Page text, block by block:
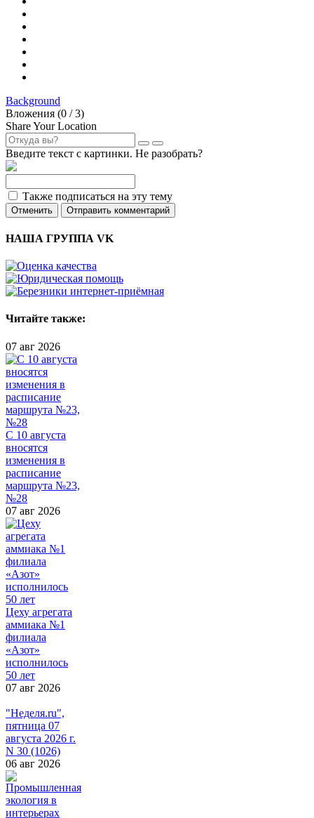
Background
Вложения (0 / 3)
Share Your Location
Введите текст с картинки. Не разобрать?
Также подписаться на эту тему
Отменить Отправить комментарий
НАША ГРУППА VK
Читайте также:
07 авг 2026
С 10 августа
вносятся
изменения в
расписание
маршрута №23,
№28
07 авг 2026
Цеху агрегата
аммиака №1
филиала
«Азот»
исполнилось
50 лет
07 авг 2026
"Неделя.ru",
пятница 07
августа 2026 г.
N 30 (1026)
06 авг 2026